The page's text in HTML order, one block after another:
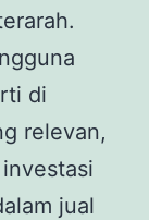
di
relevan,
jual